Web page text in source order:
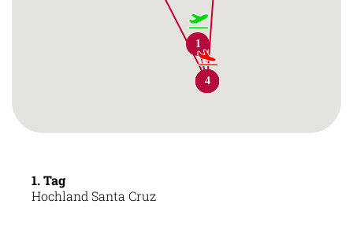
1
1. Tag
Hochland Santa Cruz